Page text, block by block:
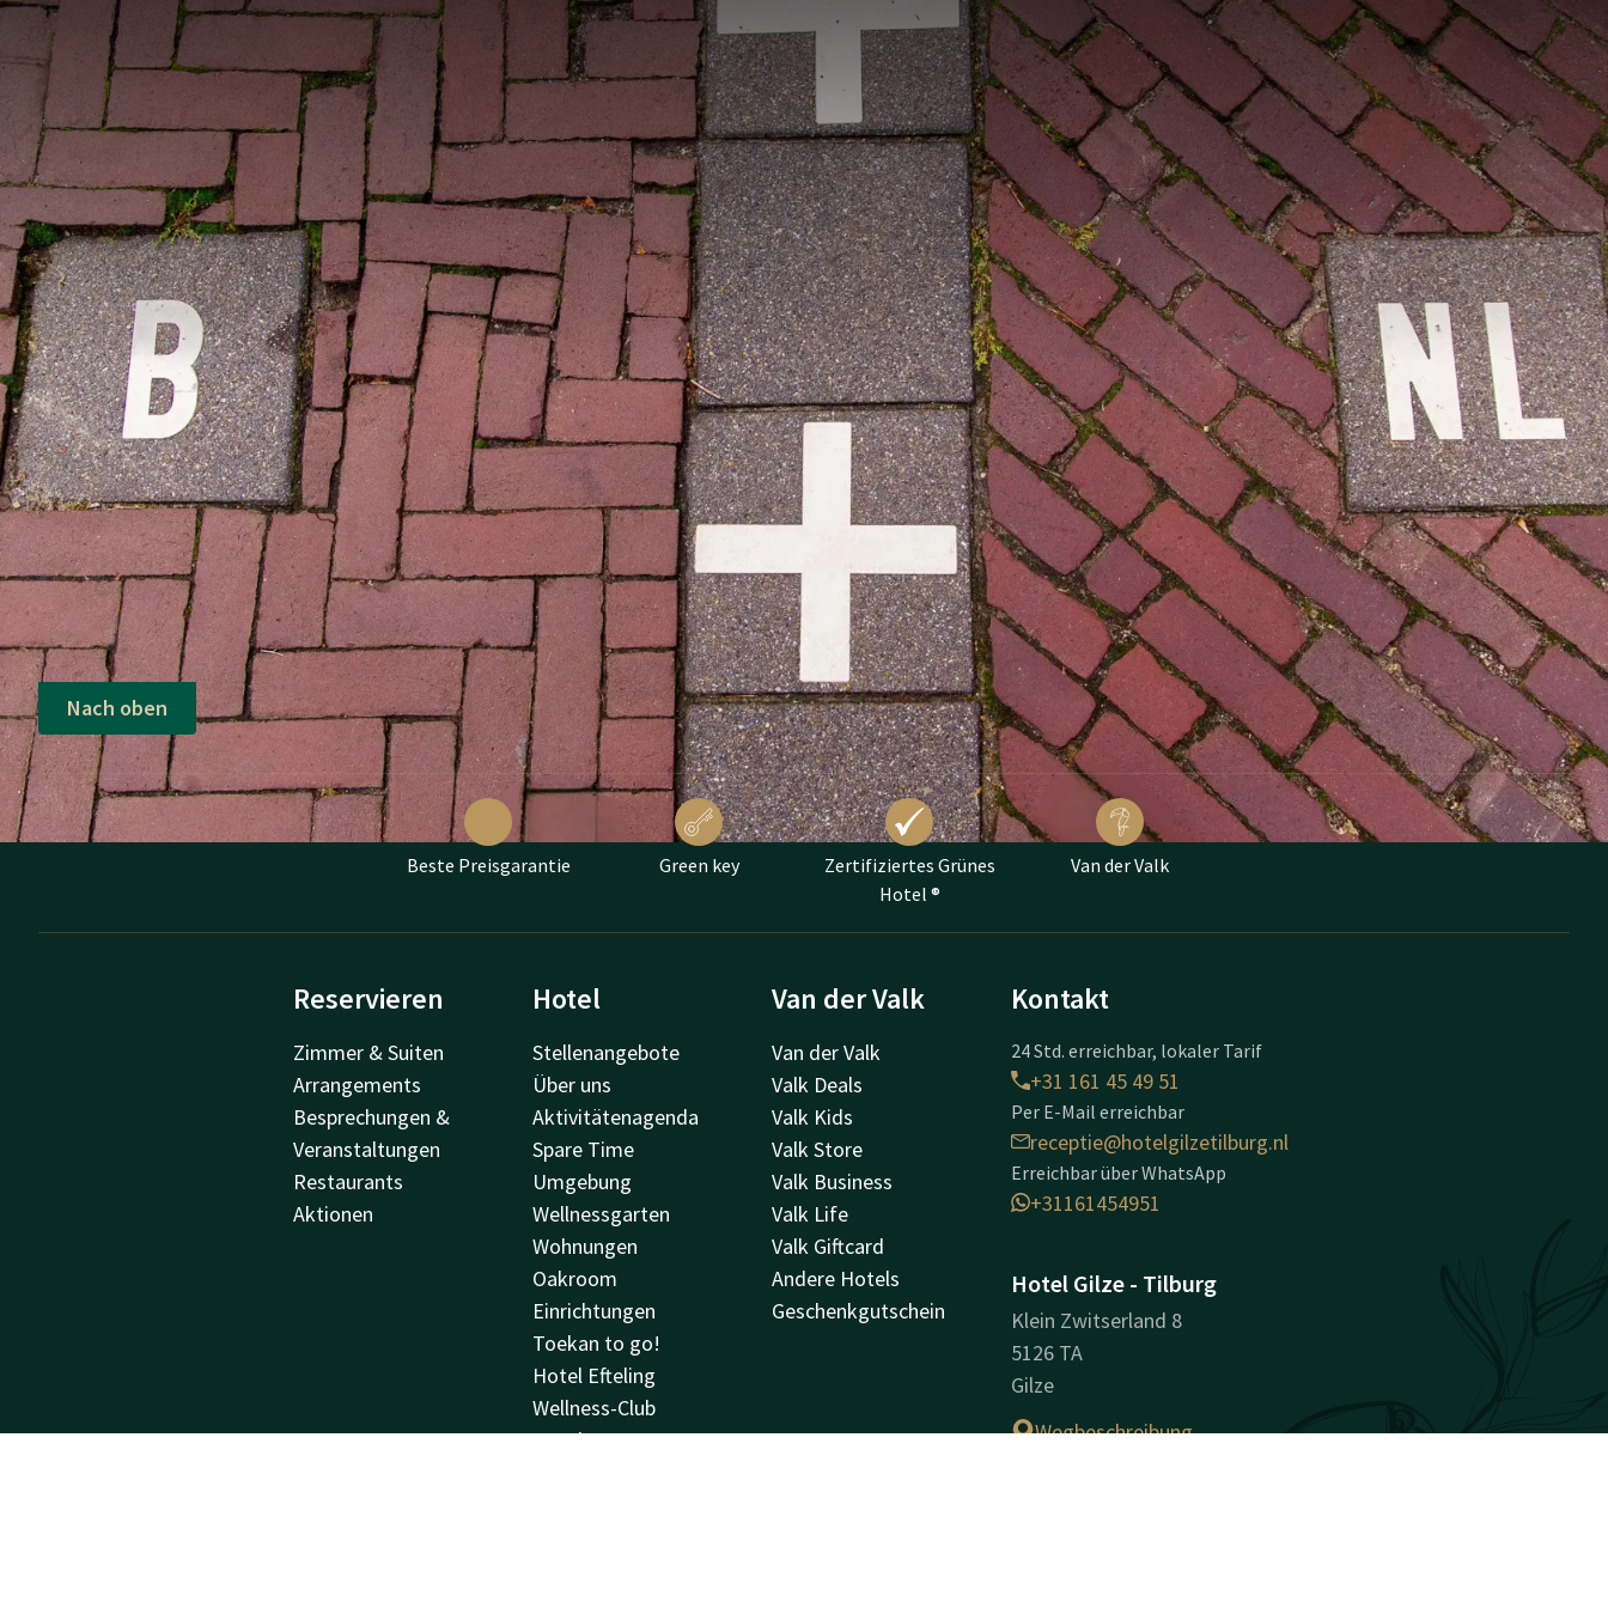
Baarle-Nassau und Baarle Hertog sind vielleicht die meist einzigartigen Dörfer in den Niederlände weil man lauft
von den Niederlanden nach Belgien und zurück. Die Enklave ist nicht nur für niedrige Verbrauchssteuern bekannt
(billigen Treibstoff und Zigaretten), aber auch Aufgrund der sehr angenehmes shopping und alles ist am
Sonntag geöffnet!
Nach oben
Beste Preisgarantie Green key
Zertifiziertes Grünes
Hotel ®
Van der Valk
Reservieren
Zimmer & Suiten
Arrangements
Besprechungen &
Veranstaltungen
Restaurants
Aktionen
Hotel
Stellenangebote
Über uns
Aktivitätenagenda
Spare Time
Umgebung
Wellnessgarten
Wohnungen
Oakroom
Einrichtungen
Toekan to go!
Hotel Efteling
Wellness-Club
Angebote
Van der Valk
Van der Valk
Valk Deals
Valk Kids
Valk Store
Valk Business
Valk Life
Valk Giftcard
Andere Hotels
Geschenkgutschein
Kontakt
24 Std. erreichbar, lokaler Tarif
+31 161 45 49 51
Per E-Mail erreichbar
receptie@hotelgilzetilburg.nl
Erreichbar über WhatsApp
+31161454951
Hotel Gilze - Tilburg
Klein Zwitserland 8
5126 TA
Gilze
Wegbeschreibung